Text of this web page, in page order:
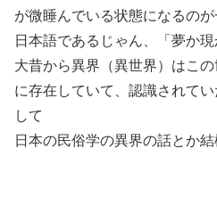
が微睡んでいる状態になるの
日本語であるじゃん、「夢か
大昔から異界（異世界）はこ
に存在していて、認識されて
して
日本の民俗学の異界の話とか